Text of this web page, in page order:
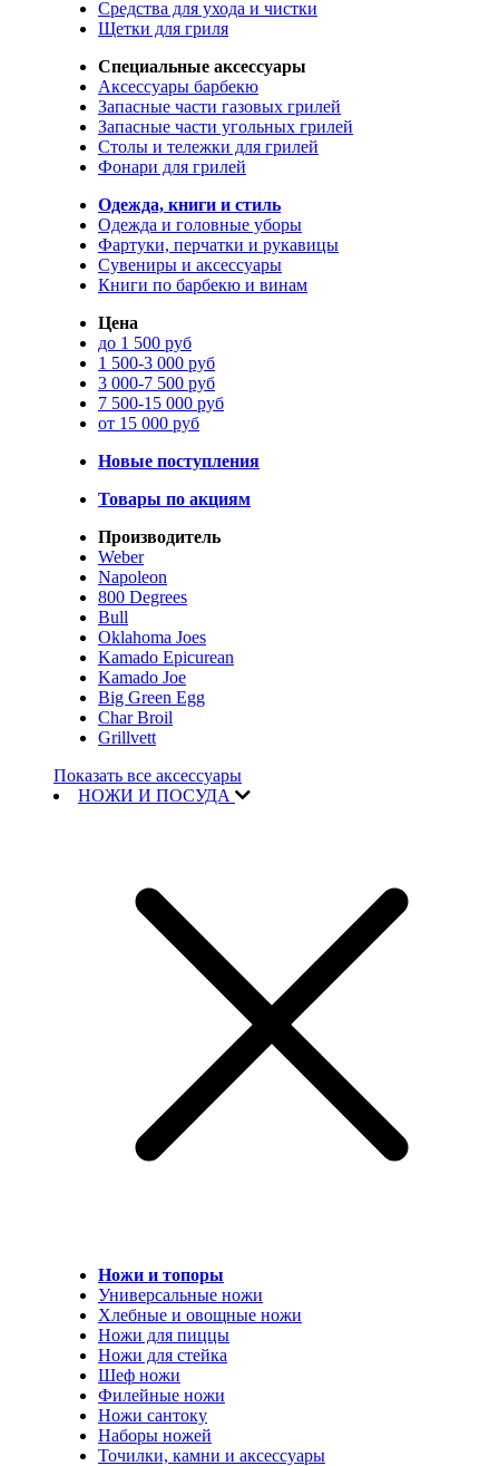
Средства для ухода и чистки
Щетки для гриля
Специальные аксессуары
Аксессуары барбекю
Запасные части газовых грилей
Запасные части угольных грилей
Столы и тележки для грилей
Фонари для грилей
Одежда, книги и стиль
Одежда и головные уборы
Фартуки, перчатки и рукавицы
Сувениры и аксессуары
Книги по барбекю и винам
Цена
до 1 500 руб
1 500-3 000 руб
3 000-7 500 руб
7 500-15 000 руб
от 15 000 руб
Новые поступления
Товары по акциям
Производитель
Weber
Napoleon
800 Degrees
Bull
Oklahoma Joes
Kamado Epicurean
Kamado Joe
Big Green Egg
Char Broil
Grillvett
Показать все аксессуары
НОЖИ И ПОСУДА
Ножи и топоры
Универсальные ножи
Хлебные и овощные ножи
Ножи для пиццы
Ножи для стейка
Шеф ножи
Филейные ножи
Ножи сантоку
Наборы ножей
Точилки, камни и аксессуары